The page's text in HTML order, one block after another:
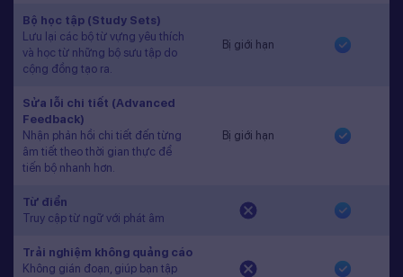
Bộ học tập (Study Sets)
Lưu lại các bộ từ vựng yêu thích
và học từ những bộ sưu tập do
cộng đồng tạo ra.
Bị giới hạn
Sửa lỗi chi tiết (Advanced
Feedback)
Nhận phản hồi chi tiết đến từng
âm tiết theo thời gian thực để
tiến bộ nhanh hơn.
Bị giới hạn
Từ điển
Truy cập từ ngữ với phát âm
Trải nghiệm không quảng cáo
Không gián đoạn, giúp bạn tập